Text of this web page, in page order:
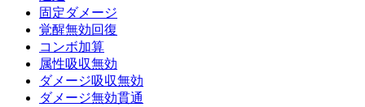
固定ダメージ
覚醒無効回復
コンボ加算
属性吸収無効
ダメージ吸収無効
ダメージ無効貫通